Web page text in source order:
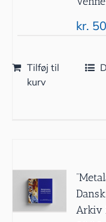
kr.
Tilføj til
kurv
Arkiv